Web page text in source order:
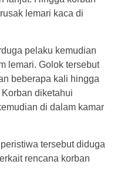
lemari kaca di
pelaku kemudian
lemari. Golok tersebut
beberapa kali hingga
diketahui
di dalam kamar
tersebut diduga
rencana korban